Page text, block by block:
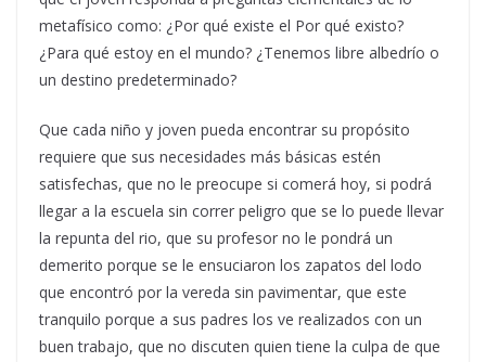
metafísico como: ¿Por qué existe el Por qué existo?
¿Para qué estoy en el mundo? ¿Tenemos libre albedrío o
un destino predeterminado?
Que cada niño y joven pueda encontrar su propósito
requiere que sus necesidades más básicas estén
satisfechas, que no le preocupe si comerá hoy, si podrá
llegar a la escuela sin correr peligro que se lo puede llevar
la repunta del rio, que su profesor no le pondrá un
demerito porque se le ensuciaron los zapatos del lodo
que encontró por la vereda sin pavimentar, que este
tranquilo porque a sus padres los ve realizados con un
buen trabajo, que no discuten quien tiene la culpa de que